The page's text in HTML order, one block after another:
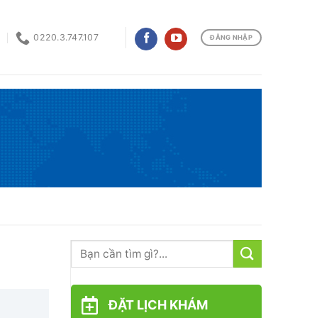
0220.3.747.107 ĐĂNG NHẬP
ĐẶT LỊCH KHÁM